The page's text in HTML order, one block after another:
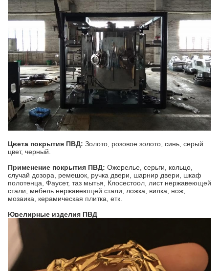
Цвета покрытия ПВД: Золото, розовое золото, синь, серый
цвет, черный.
Применение покрытия ПВД: Ожерелье, серьги, кольцо,
случай дозора, ремешок, ручка двери, шарнир двери, шкаф
полотенца, Фаусет, таз мытья, Клосестоол, лист нержавеющей
стали, мебель нержавеющей стали, ложка, вилка, нож,
мозаика, керамическая плитка, етк.
Ювелирные изделия ПВД